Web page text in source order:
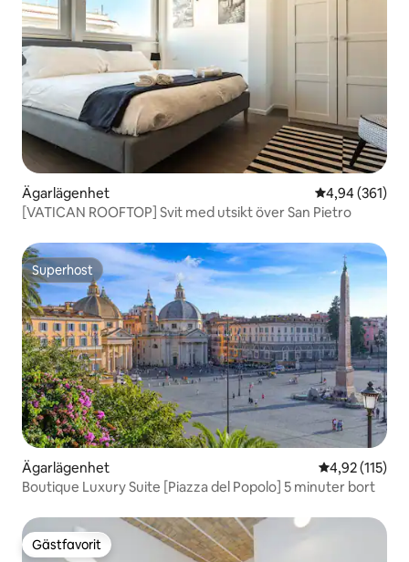
Ägarlägenhet 4,94 av 5 i
4,94 (361)
[VATICAN ROOFTOP] Svit med utsikt över San Pietro
Superhost
Superhost
Ägarlägenhet 4,92 av 5 i
4,92 (115)
Boutique Luxury Suite [Piazza del Popolo] 5 minuter bort
Gästfavorit
Gästfavorit